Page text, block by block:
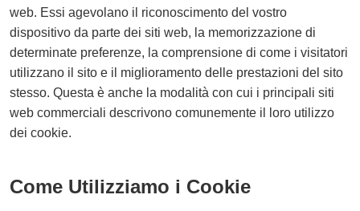
web. Essi agevolano il riconoscimento del vostro
dispositivo da parte dei siti web, la memorizzazione di
determinate preferenze, la comprensione di come i visitatori
utilizzano il sito e il miglioramento delle prestazioni del sito
stesso. Questa è anche la modalità con cui i principali siti
web commerciali descrivono comunemente il loro utilizzo
dei cookie.
Come Utilizziamo i Cookie